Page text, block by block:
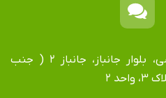
آدرس دفتر: مشهد، بلوار فردوسی، بلوار جانباز، جانباز ۲ ( جنب